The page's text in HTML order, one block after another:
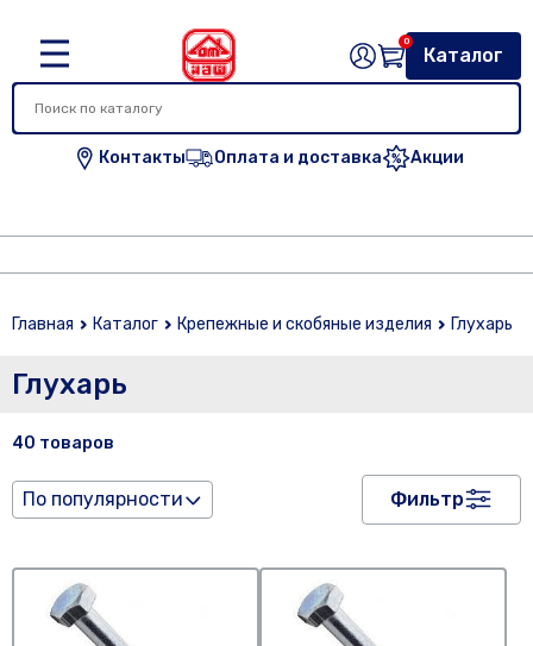
Контакты Оплата и доставка Акции
Каталог
0
Главная Каталог Крепежные и скобяные изделия Глухарь
Глухарь
40 товаров
По популярности Фильтр